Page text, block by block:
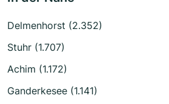
Delmenhorst (2.352)
Stuhr (1.707)
Achim (1.172)
Ganderkesee (1.141)